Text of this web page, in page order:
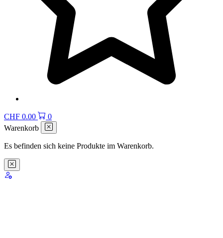
CHF 0.00
0
Warenkorb
Es befinden sich keine Produkte im Warenkorb.